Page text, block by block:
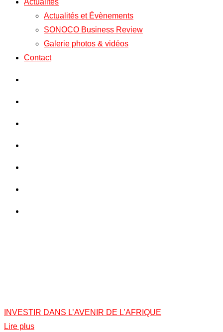
Actualités
Actualités et Évènements
SONOCO Business Review
Galerie photos & vidéos
Contact
INVESTIR DANS L’AVENIR DE L’AFRIQUE
Lire plus